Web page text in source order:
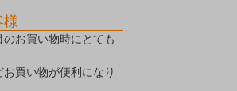
様
お買い物時にとても
買い物が便利になり